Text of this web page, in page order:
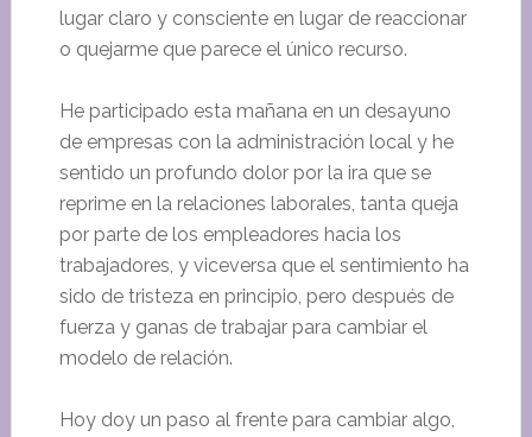
lugar claro y consciente en lugar de reaccionar
o quejarme que parece el único recurso.
He participado esta mañana en un desayuno
de empresas con la administración local y he
sentido un profundo dolor por la ira que se
reprime en la relaciones laborales, tanta queja
por parte de los empleadores hacia los
trabajadores, y viceversa que el sentimiento ha
sido de tristeza en principio, pero después de
fuerza y ganas de trabajar para cambiar el
modelo de relación.
Hoy doy un paso al frente para cambiar algo,